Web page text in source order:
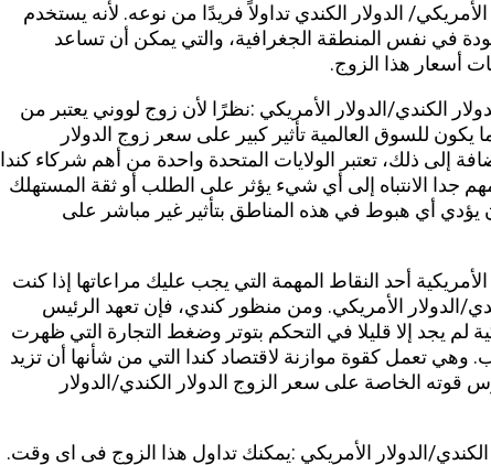
الدولار الكندي تداولاً فريدًا من نوعه. لأنه يستخدم
في نفس المنطقة الجغرافية، والتي يمكن أن تساعد
أسعار هذا الزوج.
الكندي/الدولار الأمريكي :نظرًا لأن زوج لووني يعتبر من
يكون للسوق العالمية تأثير كبير على سعر زوج الدولار
إلى ذلك، تعتبر الولايات المتحدة واحدة من أهم شركاء كندا
جدا الانتباه إلى أي شيء يؤثر على الطلب أو ثقة المستهلك
يؤدي أي هبوط في هذه المناطق بتأثير غير مباشر على
الأمريكية أحد النقاط المهمة التي يجب عليك مراعاتها إذا كنت
الدولار الأمريكي. ومن منظور كندي، فإن تعهد الرئيس
لم يجد إلا قليلا في التحكم بتوتر وضغط التجارة التي ظهرت
تعمل كقوة موازنة لاقتصاد كندا التي من شأنها أن تزيد
قوته الخاصة على سعر الزوج الدولار الكندي/الدولار
الكندي/الدولار الأمريكي :يمكنك تداول هذا الزوج فى اى وقت.